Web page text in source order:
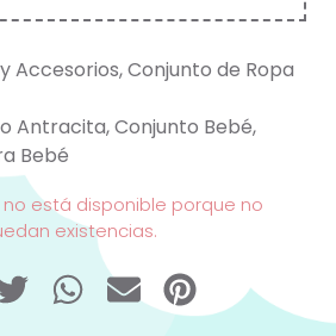
Accesorios,Conjunto de Ropa
Antracita,Conjunto Bebé,
Bebé
está disponible porque no
existencias.